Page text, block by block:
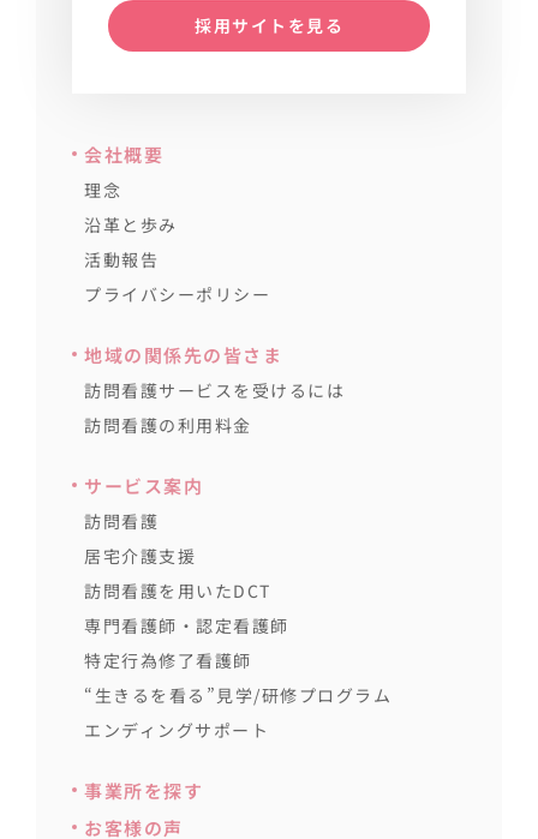
採用サイトを見る
会社概要
理念
沿革と歩み
活動報告
プライバシーポリシー
地域の関係先の皆さま
訪問看護サービスを受けるには
訪問看護の利用料金
サービス案内
訪問看護
居宅介護支援
訪問看護を用いたDCT
専門看護師・認定看護師
特定行為修了看護師
“生きるを看る”見学/研修プログラム
エンディングサポート
事業所を探す
お客様の声